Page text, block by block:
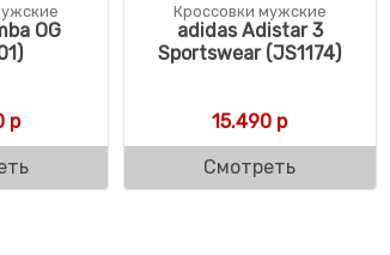
OG
р
Кроссовки мужские
adidas Adistar 3
Sportswear (JS1174)
15.490 р
Смотреть